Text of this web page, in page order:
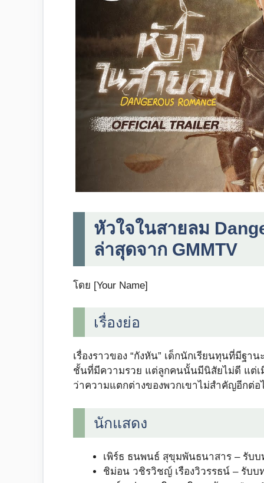
หัวใจในสายลม
ล่าสุดจาก GMMTV
โดย [Your Name]
เรื่องย่อ
เรื่องราวของ “กังหัน” เด็กนักเรียนทุนที่มีฐา
ชั้นที่มีความรวย แต่ลูกคนนั้นมีนิสัยไม่ดี แต่เ
ว่าความแตกต่างของพวกเขาไม่สำคัญอีกต่อ
นักแสดง
เพิร์ธ ธนพนธ์ สุขุมพันธนาสาร – รับบ
ชิม่อน วชิรวิชญ์ เรืองวิวรรธน์ – รับบ